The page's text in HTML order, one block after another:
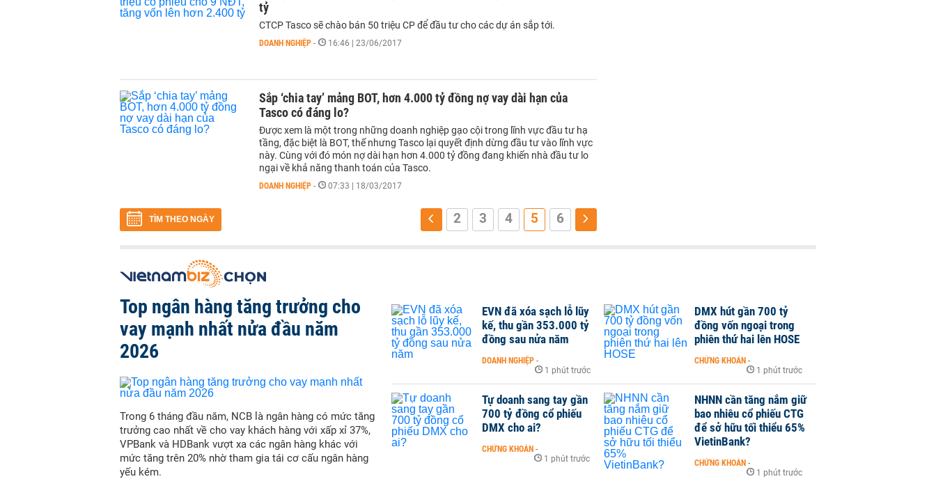
tỷ
CTCP Tasco sẽ chào bán 50 triệu CP để đầu tư cho các dự án sắp tới.
DOANH NGHIỆP - 16:46 | 23/06/2017
Sắp ‘chia tay’ mảng BOT, hơn 4.000 tỷ đồng nợ vay dài hạn của
Tasco có đáng lo?
Được xem là một trong những doanh nghiệp gạo cội trong lĩnh vực đầu tư hạ
tầng, đặc biệt là BOT, thế nhưng Tasco lại quyết định dừng đầu tư vào lĩnh vực
này. Cùng với đó món nợ dài hạn hơn 4.000 tỷ đồng đang khiến nhà đầu tư lo
ngại về khả năng thanh toán của Tasco.
DOANH NGHIỆP - 07:33 | 18/03/2017
TÌM THEO NGÀY 2 3 4 5 6
Top ngân hàng tăng trưởng cho
vay mạnh nhất nửa đầu năm
2026
Trong 6 tháng đầu năm, NCB là ngân hàng có mức tăng
trưởng cao nhất về cho vay khách hàng với xấp xỉ 37%,
VPBank và HDBank vượt xa các ngân hàng khác với
mức tăng trên 20% nhờ tham gia tái cơ cấu ngân hàng
yếu kém.
EVN đã xóa sạch lỗ lũy
kế, thu gần 353.000 tỷ
đồng sau nửa năm
DOANH NGHIỆP -
1 phút trước
DMX hút gần 700 tỷ
đồng vốn ngoại trong
phiên thứ hai lên HOSE
CHỨNG KHOÁN -
1 phút trước
Tự doanh sang tay gần
700 tỷ đồng cổ phiếu
DMX cho ai?
CHỨNG KHOÁN -
1 phút trước
NHNN cần tăng nắm giữ
bao nhiêu cổ phiếu CTG
để sở hữu tối thiểu 65%
VietinBank?
CHỨNG KHOÁN -
1 phút trước